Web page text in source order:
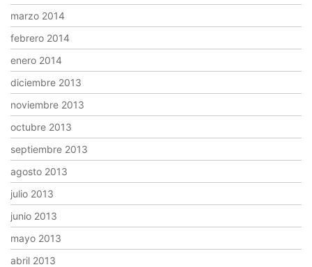
marzo 2014
febrero 2014
enero 2014
diciembre 2013
noviembre 2013
octubre 2013
septiembre 2013
agosto 2013
julio 2013
junio 2013
mayo 2013
abril 2013